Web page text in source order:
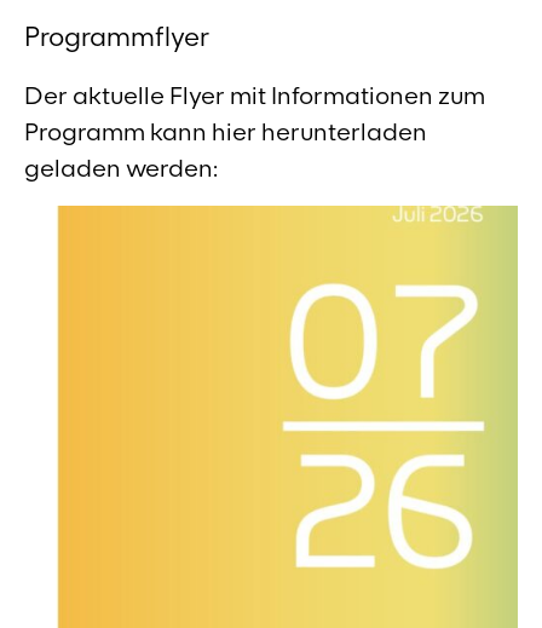
Programmflyer
Der aktuelle Flyer mit Informationen zum
Programm kann hier herunterladen
geladen werden: